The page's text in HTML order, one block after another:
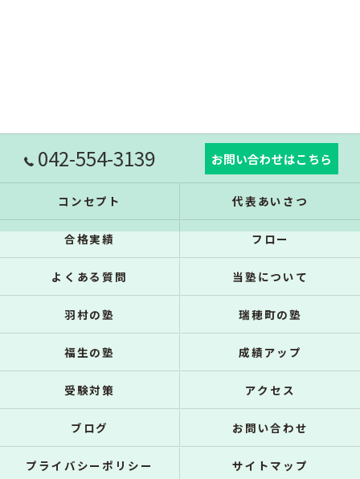
042-554-3139 お問い合わせはこちら
コンセプト 代表あいさつ
合格実績 フロー
よくある質問 当塾について
羽村の塾 瑞穂町の塾
福生の塾 成績アップ
受験対策 アクセス
ブログ お問い合わせ
プライバシーポリシー サイトマップ